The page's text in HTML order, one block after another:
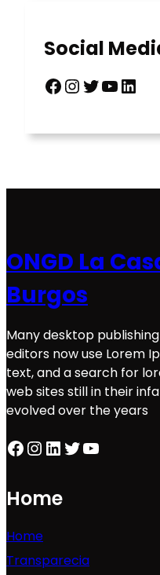
Social
Facebook InstagramTwitter YouTube LinkedIn
ONGD La
Burgos
Many desktop
editors now use Lorem
text, and a search for
web sites still in their
evolved over the years
Facebook InstagramLinkedIn Twitter YouTube
Home
Home
Transparecia